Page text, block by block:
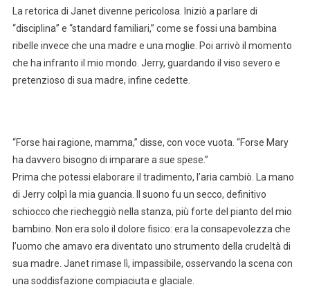
La retorica di Janet divenne pericolosa. Iniziò a parlare di
“disciplina” e “standard familiari,” come se fossi una bambina
ribelle invece che una madre e una moglie. Poi arrivò il momento
che ha infranto il mio mondo. Jerry, guardando il viso severo e
pretenzioso di sua madre, infine cedette.
“Forse hai ragione, mamma,” disse, con voce vuota. “Forse Mary
ha davvero bisogno di imparare a sue spese.”
Prima che potessi elaborare il tradimento, l’aria cambiò. La mano
di Jerry colpì la mia guancia. Il suono fu un secco, definitivo
schiocco che riecheggiò nella stanza, più forte del pianto del mio
bambino. Non era solo il dolore fisico: era la consapevolezza che
l’uomo che amavo era diventato uno strumento della crudeltà di
sua madre. Janet rimase lì, impassibile, osservando la scena con
una soddisfazione compiaciuta e glaciale.